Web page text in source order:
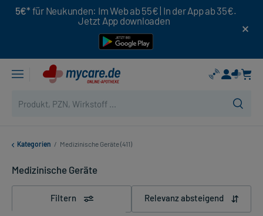
5€* für Neukunden: Im Web ab 55€ | In der App ab 35€.
Jetzt App downloaden
Kategorien / Medizinische Geräte (411)
Medizinische Geräte
Filtern Relevanz absteigend